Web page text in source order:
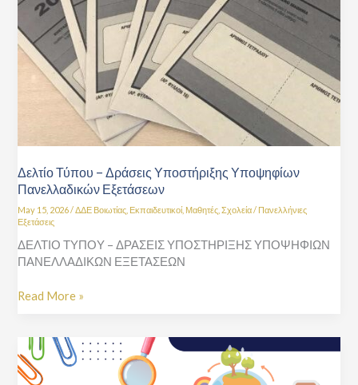
Δελτίο Τύπου – Δράσεις Υποστήριξης Υποψηφίων
Πανελλαδικών Εξετάσεων
May 15, 2026/ΔΔΕ Βοιωτίας Εκπαιδευτικοί, Μαθητές ,Σχολεία/ Πανελλήνιες
Εξετάσεις
ΔΕΛΤΙΟ ΤΥΠΟΥ – ΔΡΑΣΕΙΣ ΥΠΟΣΤΗΡΙΞΗΣ ΥΠΟΨΗΦΙΩΝ
ΠΑΝΕΛΛΑΔΙΚΩΝ ΕΞΕΤΑΣΕΩΝ
Πανελλαδικών
Εξετάσεων
Read More »
Ημερίδα
Παρουσίασης-
Διάχυσης